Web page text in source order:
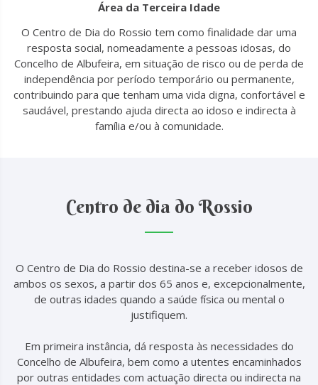
Área da Terceira Idade
O Centro de Dia do Rossio tem como finalidade dar uma
resposta social, nomeadamente a pessoas idosas, do
Concelho de Albufeira, em situação de risco ou de perda de
independência por período temporário ou permanente,
contribuindo para que tenham uma vida digna, confortável e
saudável, prestando ajuda directa ao idoso e indirecta à
família e/ou à comunidade.
Centro de dia do Rossio
O Centro de Dia do Rossio destina-se a receber idosos de
ambos os sexos, a partir dos 65 anos e, excepcionalmente,
de outras idades quando a saúde física ou mental o
justifiquem.
Em primeira instância, dá resposta às necessidades do
Concelho de Albufeira, bem como a utentes encaminhados
por outras entidades com actuação directa ou indirecta na